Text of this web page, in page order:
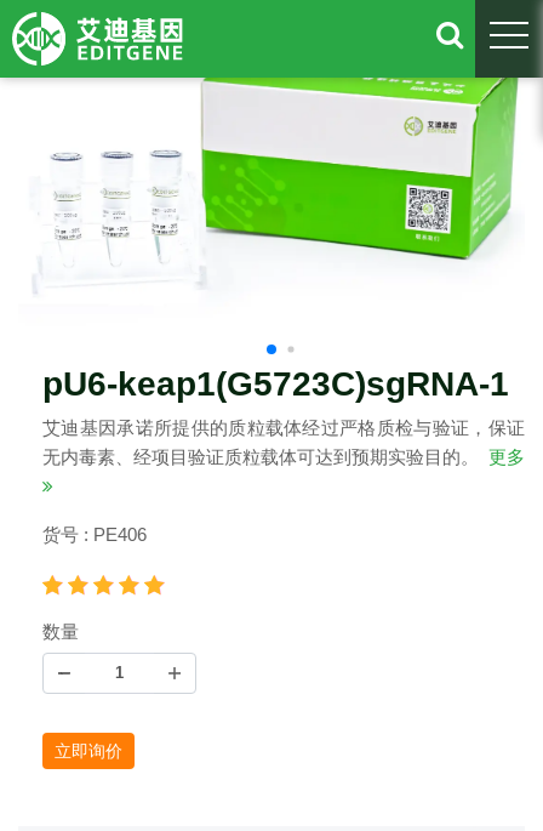
pU6-keap1(G5723C)sgRNA-1
艾迪基因承诺所提供的质粒载体经过严格质检与验证，保证
无内毒素、经项目验证质粒载体可达到预期实验目的。
更多
货号 : PE406
数量
立即询价